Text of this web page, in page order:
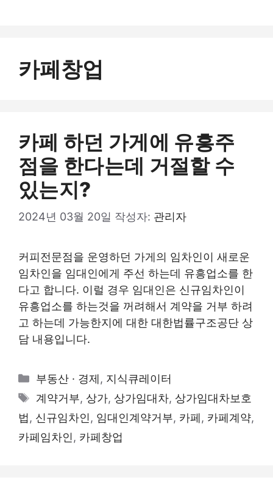
카페창업
카페 하던 가게에 유흥주
점을 한다는데 거절할 수
있는지?
2024년 03월 20일 작성자: 관리자
커피전문점을 운영하던 가게의 임차인이 새로운
임차인을 임대인에게 주선 하는데 유흥업소를 한
다고 합니다. 이럴 경우 임대인은 신규임차인이
유흥업소를 하는것을 꺼려해서 계약을 거부 하려
고 하는데 가능한지에 대한 대한법률구조공단 상
담 내용입니다.
카
테
리
부동산 · 경제, 지식큐레이터
태
그
계약거부, 상가, 상가임대차, 상가임대차보호
법 , 신규임차인 , 임대인계약거부, 카페, 카페계약,
카페임차인 , 카페창업